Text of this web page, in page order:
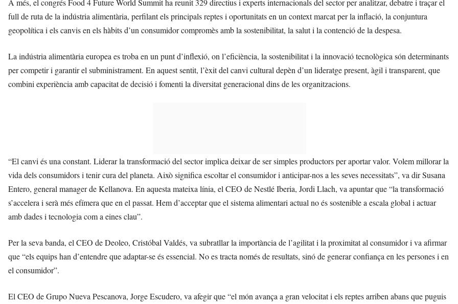
A més, el congrés Food 4 Future World Summit ha reunit 329 directius i experts internacionals del sector per analitzar, debatre i traçar el
full de ruta de la indústria alimentària, perfilant els principals reptes i oportunitats en un context marcat per la inflació, la conjuntura
geopolítica i els canvis en els hàbits d’un consumidor compromès amb la sostenibilitat, la salut i la contenció de la despesa.
La indústria alimentària europea es troba en un punt d’inflexió, on l’eficiència, la sostenibilitat i la innovació tecnològica són determinants
per competir i garantir el subministrament. En aquest sentit, l’èxit del canvi cultural depèn d’un lideratge present, àgil i transparent, que
combini experiència amb capacitat de decisió i fomenti la diversitat generacional dins de les organitzacions.
“El canvi és una constant. Liderar la transformació del sector implica deixar de ser simples productors per aportar valor. Volem millorar la
vida dels consumidors i tenir cura del planeta. Això significa escoltar el consumidor i anticipar-nos a les seves necessitats”, va dir Susana
Entero, general manager de Kellanova. En aquesta mateixa línia, el CEO de Nestlé Iberia, Jordi Llach, va apuntar que “la transformació
s’accelera i serà més efímera que en el passat. Hem d’acceptar que el sistema alimentari actual no és sostenible a escala global i actuar
amb dades i tecnologia com a eines clau”.
Per la seva banda, el CEO de Deoleo, Cristóbal Valdés, va subratllar la importància de l’agilitat i la proximitat al consumidor i va afirmar
que “els equips han d’entendre que adaptar-se és essencial. No es tracta només de resultats, sinó de generar confiança en les persones i en
el consumidor”.
El CEO de Grupo Nueva Pescanova, Jorge Escudero, va afegir que “el món avança a gran velocitat i els reptes arriben abans que puguis